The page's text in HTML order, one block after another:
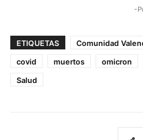
-
ETIQUETAS Comunidad
covid
muertos omicron
Salud